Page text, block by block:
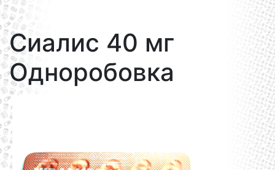
Сиалис 40 мг
Одноробовка